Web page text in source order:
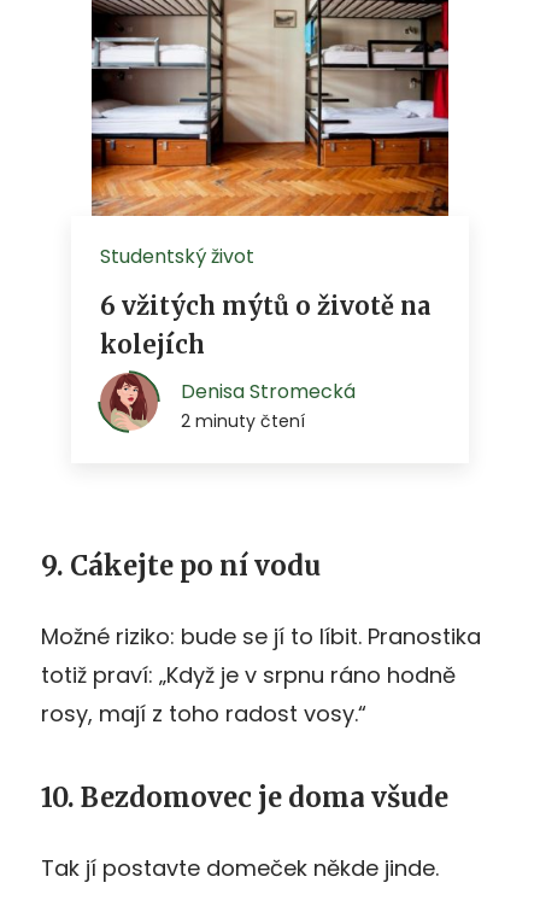
9. Cákejte po ní vodu
Možné riziko: bude se jí to líbit. Pranostika
totiž praví: „Když je v srpnu ráno hodně
rosy, mají z toho radost vosy.“
10. Bezdomovec je doma všude
Tak jí postavte domeček někde jinde.